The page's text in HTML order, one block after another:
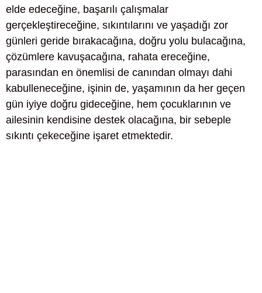
elde edeceğine, başarılı çalışmalar
gerçekleştireceğine, sıkıntılarını ve yaşadığı zor
günleri geride bırakacağına, doğru yolu bulacağına,
çözümlere kavuşacağına, rahata ereceğine,
parasından en önemlisi de canından olmayı dahi
kabulleneceğine, işinin de, yaşamının da her geçen
gün iyiye doğru gideceğine, hem çocuklarının ve
ailesinin kendisine destek olacağına, bir sebeple
sıkıntı çekeceğine işaret etmektedir.